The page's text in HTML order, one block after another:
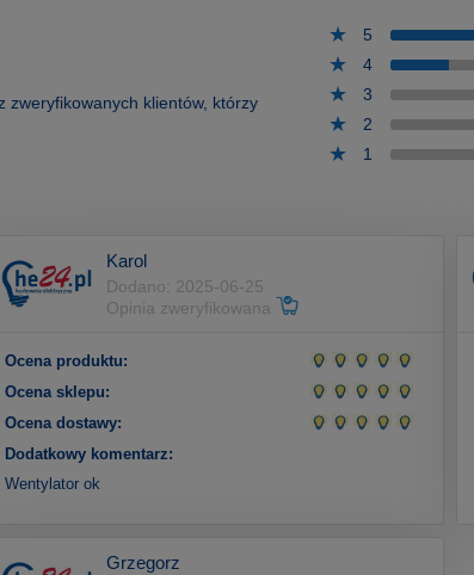
zweryfikowanych klientów, którzy
5
4
3
2
1
Karol
Dodano: 2025-06-25
Opinia zweryfikowana
Ocena produktu:
Ocena sklepu:
Ocena dostawy:
Dodatkowy komentarz:
Wentylator ok
Grzegorz